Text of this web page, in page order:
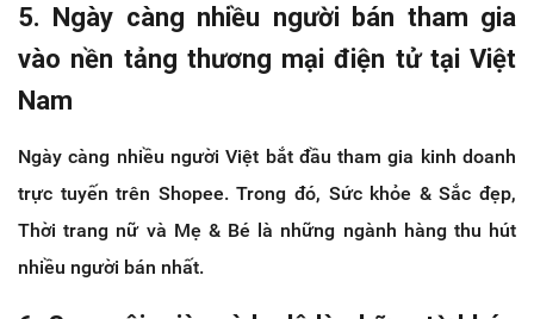
5. Ngày càng nhiều người bán tham gia
vào nền tảng thương mại điện tử tại Việt
Nam
Ngày càng nhiều người Việt bắt đầu tham gia kinh doanh
trực tuyến trên Shopee. Trong đó, Sức khỏe & Sắc đẹp,
Thời trang nữ và Mẹ & Bé là những ngành hàng thu hút
nhiều người bán nhất.